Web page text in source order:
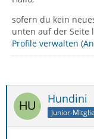
sofern du kein
unten auf der Seite
Profile verwalten
Hundini
Junior-